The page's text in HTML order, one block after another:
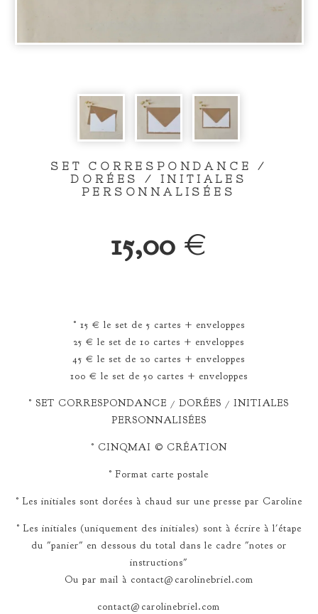
SET CORRESPONDANCE /
DORÉES / INITIALES
PERSONNALISÉES
15,00 €
° 15 € le set de 5 cartes + enveloppes
25 € le set de 10 cartes + enveloppes
45 € le set de 20 cartes + enveloppes
100 € le set de 50 cartes + enveloppes
° SET CORRESPONDANCE / DORÉES / INITIALES
PERSONNALISÉES
° CINQMAI © CRÉATION
° Format carte postale
° Les initiales sont dorées à chaud sur une presse par Caroline
° Les initiales (uniquement des initiales) sont à écrire à l'étape
du "panier" en dessous du total dans le cadre "notes or
instructions"
Ou par mail à contact@carolinebriel.com
contact@carolinebriel.com